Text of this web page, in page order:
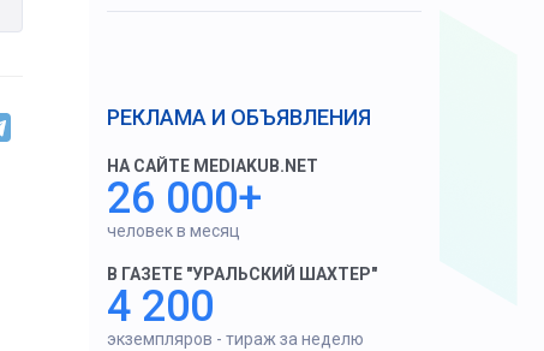
РЕКЛАМА И ОБЪЯВЛЕНИЯ
НА САЙТЕ MEDIAKUB.NET
26 000+
человек в месяц
В ГАЗЕТЕ "УРАЛЬСКИЙ ШАХТЕР"
4 200
экземпляров - тираж за неделю